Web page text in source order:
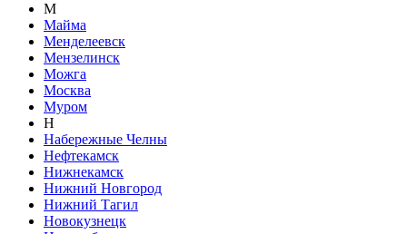
М
Майма
Менделеевск
Мензелинск
Можга
Москва
Муром
Н
Набережные Челны
Нефтекамск
Нижнекамск
Нижний Новгород
Нижний Тагил
Новокузнецк